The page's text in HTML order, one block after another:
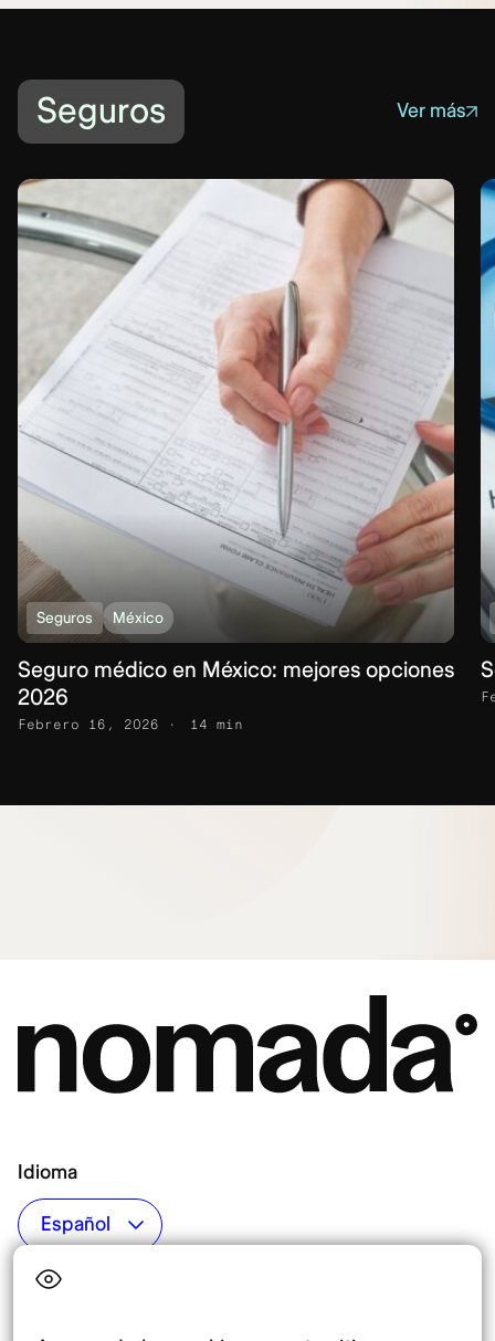
Seguros Ver más
Seguros México
Seguro médico en México: mejores opciones
2026
Febrero 16, 2026 14 min
Idioma
Top destinos